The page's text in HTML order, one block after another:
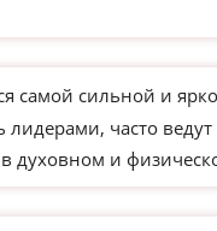
самой сильной и
лидерами, часто
духовном и